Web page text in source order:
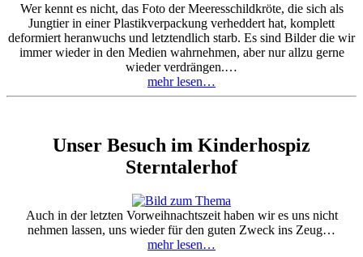
Wer kennt es nicht, das Foto der Meeresschildkröte, die sich als
Jungtier in einer Plastikverpackung verheddert hat, komplett
deformiert heranwuchs und letztendlich starb. Es sind Bilder die wir
immer wieder in den Medien wahrnehmen, aber nur allzu gerne
wieder verdrängen.…
mehr lesen…
Unser Besuch im Kinderhospiz
Sterntalerhof
Auch in der letzten Vorweihnachtszeit haben wir es uns nicht
nehmen lassen, uns wieder für den guten Zweck ins Zeug…
mehr lesen…